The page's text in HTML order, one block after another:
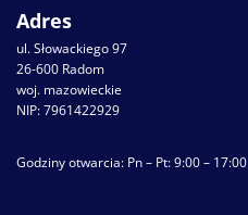
Adres
ul. Słowackiego 97
26-600 Radom
woj. mazowieckie
NIP: 7961422929
Godziny otwarcia: Pn – Pt: 9:00 – 17:00